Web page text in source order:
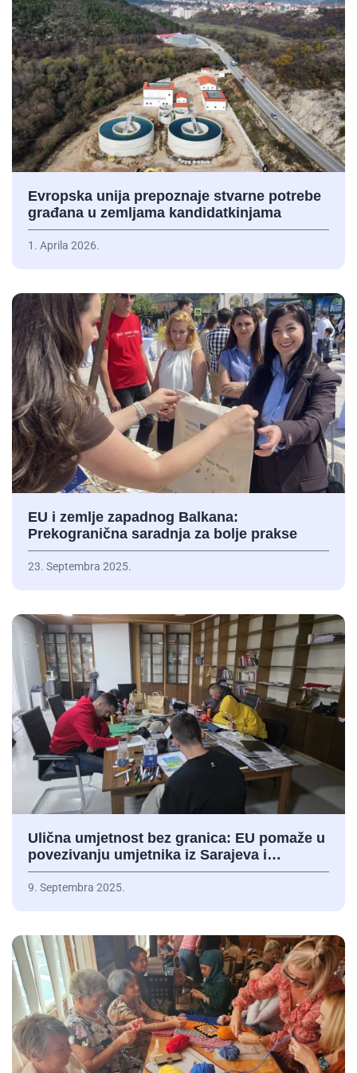
Evropska unija prepoznaje stvarne potrebe
građana u zemljama kandidatkinjama
1. Aprila 2026.
EU i zemlje zapadnog Balkana:
Prekogranična saradnja za bolje prakse
23. Septembra 2025.
Ulična umjetnost bez granica: EU pomaže u
povezivanju umjetnika iz Sarajeva i…
9. Septembra 2025.